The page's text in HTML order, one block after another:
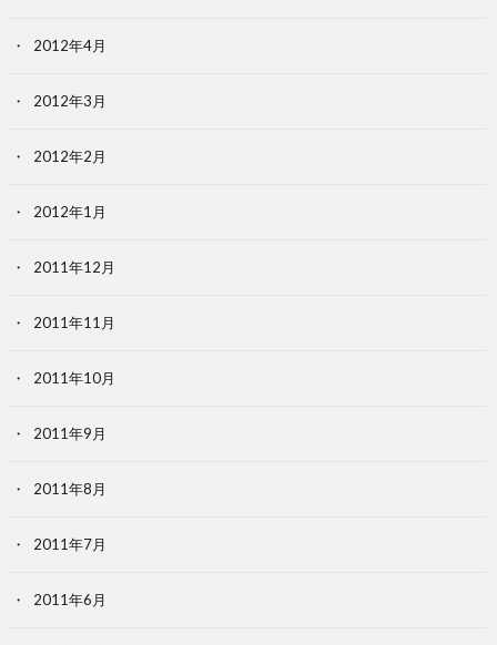
2012年4月
2012年3月
2012年2月
2012年1月
2011年12月
2011年11月
2011年10月
2011年9月
2011年8月
2011年7月
2011年6月